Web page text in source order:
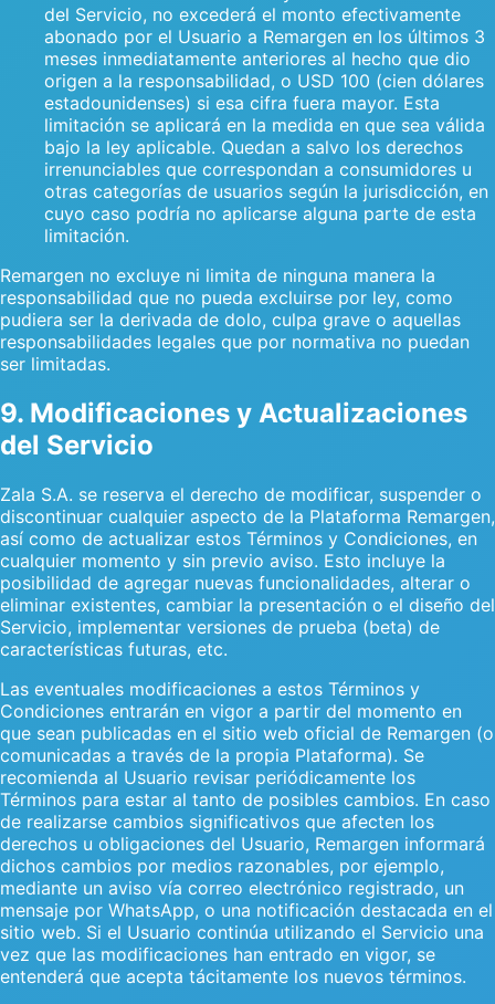
del Servicio, no excederá el monto efectivamente
abonado por el Usuario a Remargen en los últimos 3
meses inmediatamente anteriores al hecho que dio
origen a la responsabilidad, o USD 100 (cien dólares
estadounidenses) si esa cifra fuera mayor. Esta
limitación se aplicará en la medida en que sea válida
bajo la ley aplicable. Quedan a salvo los derechos
irrenunciables que correspondan a consumidores u
otras categorías de usuarios según la jurisdicción, en
cuyo caso podría no aplicarse alguna parte de esta
limitación.
Remargen no excluye ni limita de ninguna manera la
responsabilidad que no pueda excluirse por ley, como
pudiera ser la derivada de dolo, culpa grave o aquellas
responsabilidades legales que por normativa no puedan
ser limitadas.
9. Modificaciones y Actualizaciones
del Servicio
Zala S.A. se reserva el derecho de modificar, suspender o
discontinuar cualquier aspecto de la Plataforma Remargen,
así como de actualizar estos Términos y Condiciones, en
cualquier momento y sin previo aviso. Esto incluye la
posibilidad de agregar nuevas funcionalidades, alterar o
eliminar existentes, cambiar la presentación o el diseño del
Servicio, implementar versiones de prueba (beta) de
características futuras, etc.
Las eventuales modificaciones a estos Términos y
Condiciones entrarán en vigor a partir del momento en
que sean publicadas en el sitio web oficial de Remargen (o
comunicadas a través de la propia Plataforma). Se
recomienda al Usuario revisar periódicamente los
Términos para estar al tanto de posibles cambios. En caso
de realizarse cambios significativos que afecten los
derechos u obligaciones del Usuario, Remargen informará
dichos cambios por medios razonables, por ejemplo,
mediante un aviso vía correo electrónico registrado, un
mensaje por WhatsApp, o una notificación destacada en el
sitio web. Si el Usuario continúa utilizando el Servicio una
vez que las modificaciones han entrado en vigor, se
entenderá que acepta tácitamente los nuevos términos.